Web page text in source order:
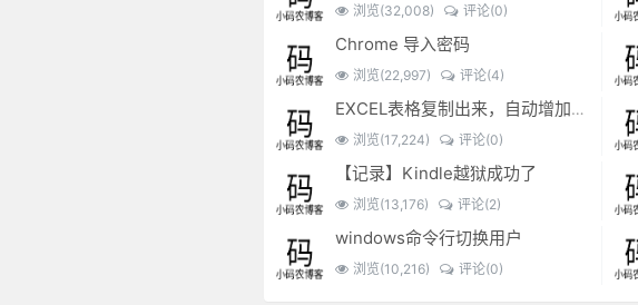
浏览(32,008) 评论(0)
Chrome 导入密码
浏览(22,997) 评论(4)
EXCEL表格复制出来，自动增加双引号怎么解决？
浏览(17,224) 评论(0)
【记录】Kindle越狱成功了
浏览(13,176) 评论(2)
windows命令行切换用户
浏览(10,216) 评论(0)